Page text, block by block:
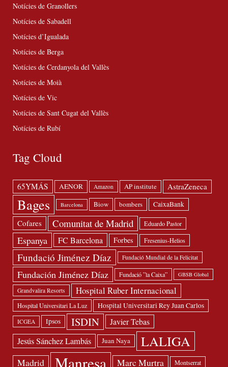
Notícies de Granollers
Notícies de Sabadell
Notícies d’Igualada
Notícies de Berga
Notícies de Cerdanyola del Vallès
Notícies de Moià
Notícies de Vic
Notícies de Sant Cugat del Vallès
Notícies de Rubí
Tag Cloud
65YMÁS AENOR Amazon AP institute AstraZeneca
Bages Barcelona Biow bombers CaixaBank
Cofares Comunitat de Madrid Eduardo Pastor
Espanya FC Barcelona Forbes Fresenius-Helios
Fundació Jiménez Díaz Fundació Mundial de la Felicitat
Fundación Jiménez Díaz Fundació ”la Caixa” GBSB Global
Grandvalira Resorts Hospital Ruber Internacional
Hospital Universitari La Luz Hospital Universitari Rey Juan Carlos
ICGEA Ipsos ISDIN Javier Tebas
Jesús Sánchez Lambás Juan Naya LALIGA
Madrid Manresa Marc Murtra Montserrat